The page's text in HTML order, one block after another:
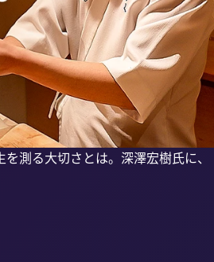
測る大切さとは。深澤宏樹氏に、